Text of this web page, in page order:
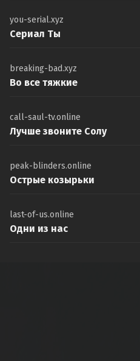
you-serial.xyz
Сериал Ты
breaking-bad.xyz
Во все тяжкие
call-saul-tv.online
Лучше звоните Солу
peak-blinders.online
Острые козырьки
last-of-us.online
Одни из нас